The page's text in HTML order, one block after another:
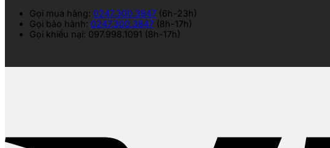
Gọi mua hàng: 0247.300.3847 (6h-23h)
Gọi bảo hành: 0247.300.3847 (8h-17h)
Gọi khiếu nại: 097.998.1091 (8h-17h)